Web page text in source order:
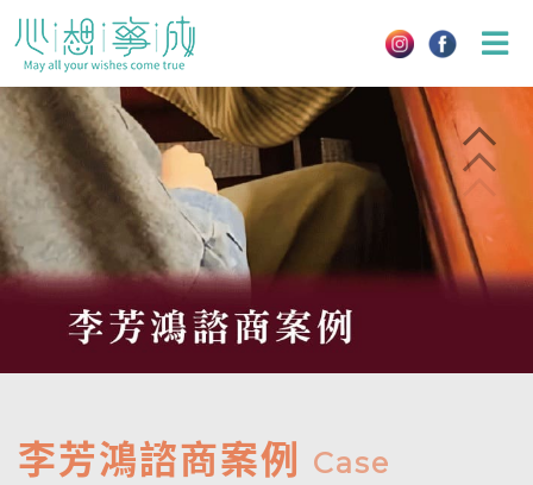
content
李芳鴻諮商案例
Case